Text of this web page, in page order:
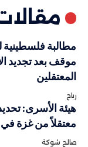
مطالبة فلسطينية
موقف بعد تجديد
المعتقلين
رباح
معتقلاً من غزة
صالح شوكة